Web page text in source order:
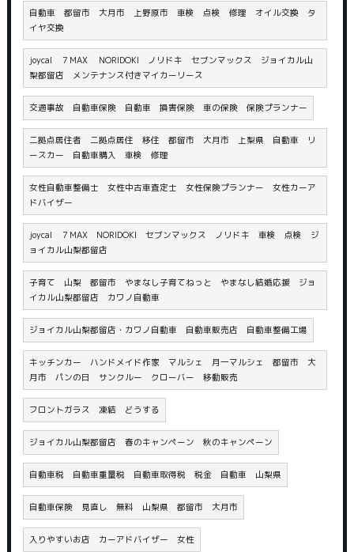
自動車 都留市 大月市 上野原市 車検 点検 修理 オイル交換 タ
イヤ交換
joycal ７MAX NORIDOKI ノリドキ セブンマックス ジョイカル山
梨都留店 メンテナンス付きマイカーリース
交通事故 自動車保険 自動車 損害保険 車の保険 保険プランナー
二拠点居住者 二拠点居住 移住 都留市 大月市 上梨県 自動車 リ
ースカー 自動車購入 車検 修理
女性自動車整備士 女性中古車査定士 女性保険プランナー 女性カーア
ドバイザー
joycal ７MAX NORIDOKI セブンマックス ノリドキ 車検 点検 ジ
ョイカル山梨都留店
子育て 山梨 都留市 やまなし子育てねっと やまなし結婚応援 ジョ
イカル山梨都留店 カワノ自動車
ジョイカル山梨都留店・カワノ自動車 自動車販売店 自動車整備工場
キッチンカー ハンドメイド作家 マルシェ 月一マルシェ 都留市 大
月市 パンの日 サンクルー クローバー 移動販売
フロントガラス 凍結 どうする
ジョイカル山梨都留店 春のキャンペーン 秋のキャンペーン
自動車税 自動車重量税 自動車取得税 税金 自動車 山梨県
自動車保険 見直し 無料 山梨県 都留市 大月市
入りやすいお店 カーアドバイザー 女性